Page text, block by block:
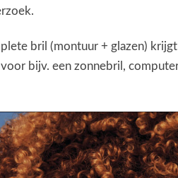
bril (montuur + glazen)
bijv. een zonnebril,